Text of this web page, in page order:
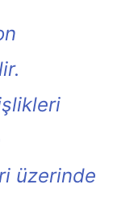
üzerinde